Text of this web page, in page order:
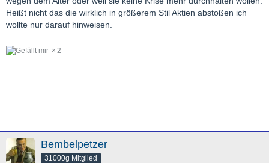
Heißt nicht das die wirklich in größerem Stil Aktien abstoßen ich
wollte nur darauf hinweisen.
2
Bembelpetzer
31000g Mitglied